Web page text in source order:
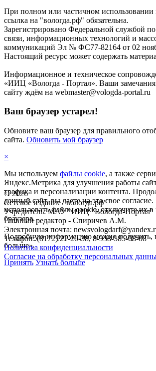
©2026
Сетевое издание "вологда.рф"
Учредитель: МАУ "ИИЦ "Вологда-Портал"
Главный редактор - Спиричев А.М.
Электронная почта:
Телефон: (8172) 21-20-38, 8-958-585-08-08
Политика конфиденциальности
Согласие на обработку персональных
При полном или частичном использовании
ссылка на "вологда.рф" обязательна.
Зарегистрировано Федеральной службой
связи, информационных технологий и
коммуникаций Эл № ФС77-82164 от 02
Настоящий ресурс может содержать
Информационное и техническое
«ИИЦ «Вологда - Портал». Ваши
сайту ждём на webmaster@vologda-portal.ru
Ваш браузер устарел!
Обновите ваш браузер для правильного
сайта. Обновить мой браузер
×
Мы используем файлы cookie, а также
Яндекс.Метрика для улучшения работы
трафика и персонализации контента.
данный сайт, вы даете на это свое
использовать файлы cookie, отключите их в
браузера.
Подробную информацию можно получить,
больше».
Принять Узнать больше